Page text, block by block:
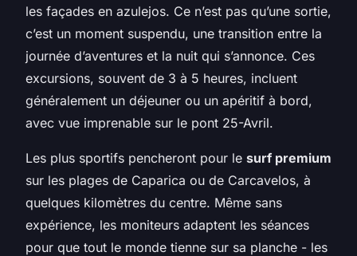
les façades en azulejos. Ce n’est pas qu’une sortie,
c’est un moment suspendu, une transition entre la
journée d’aventures et la nuit qui s’annonce. Ces
excursions, souvent de 3 à 5 heures, incluent
généralement un déjeuner ou un apéritif à bord,
avec vue imprenable sur le pont 25-Avril.
Les plus sportifs pencheront pour le surf premium
sur les plages de Caparica ou de Carcavelos, à
quelques kilomètres du centre. Même sans
expérience, les moniteurs adaptent les séances
pour que tout le monde tienne sur sa planche - les